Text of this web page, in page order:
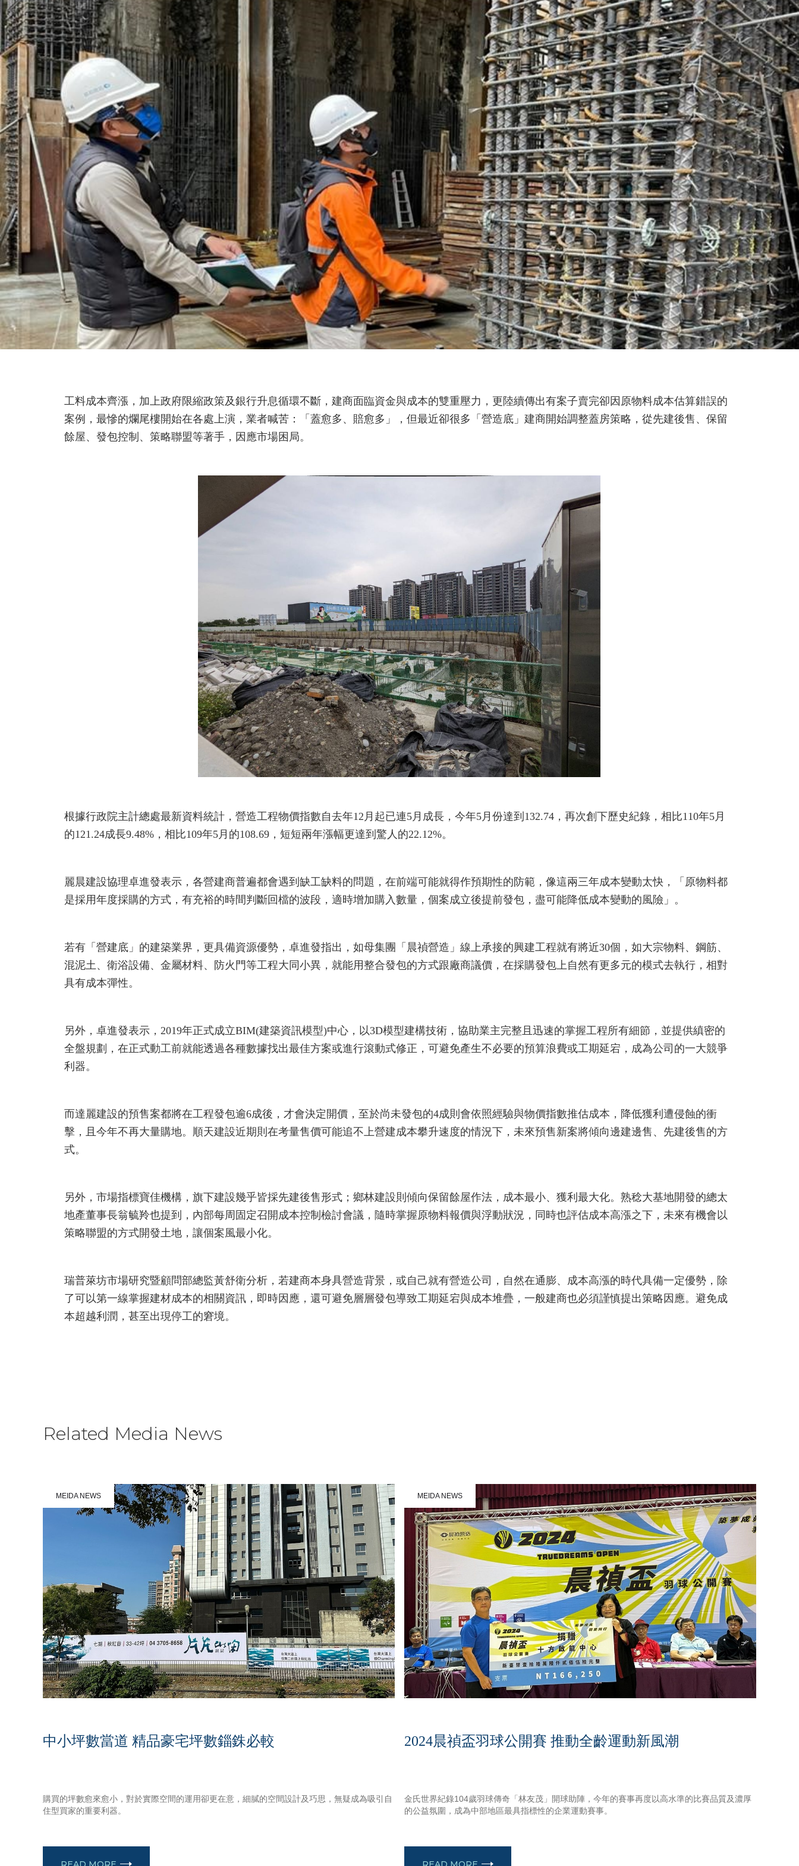
工料成本齊漲，加上政府限縮政策及銀行升息循環不斷，建商面臨資金與成本的雙重壓力，更陸續傳出有案子賣完卻因原物料成本估算錯誤的
案例，最慘的爛尾樓開始在各處上演，業者喊苦：「蓋愈多、賠愈多」，但最近卻很多「營造底」建商開始調整蓋房策略，從先建後售、保留
餘屋、發包控制、策略聯盟等著手，因應市場困局。
根據行政院主計總處最新資料統計，營造工程物價指數自去年12月起已連5月成長，今年5月份達到132.74，再次創下歷史紀錄，相比110年5月
的121.24成長9.48%，相比109年5月的108.69，短短兩年漲幅更達到驚人的22.12%。
麗晨建設協理卓進發表示，各營建商普遍都會遇到缺工缺料的問題，在前端可能就得作預期性的防範，像這兩三年成本變動太快，「原物料都
是採用年度採購的方式，有充裕的時間判斷回檔的波段，適時增加購入數量，個案成立後提前發包，盡可能降低成本變動的風險」。
若有「營建底」的建築業界，更具備資源優勢，卓進發指出，如母集團「晨禎營造」線上承接的興建工程就有將近30個，如大宗物料、鋼筋、
混泥土、衛浴設備、金屬材料、防火門等工程大同小異，就能用整合發包的方式跟廠商議價，在採購發包上自然有更多元的模式去執行，相對
具有成本彈性。
另外，卓進發表示，2019年正式成立BIM(建築資訊模型)中心，以3D模型建構技術，協助業主完整且迅速的掌握工程所有細節，並提供縝密的
全盤規劃，在正式動工前就能透過各種數據找出最佳方案或進行滾動式修正，可避免產生不必要的預算浪費或工期延宕，成為公司的一大競爭
利器。
而達麗建設的預售案都將在工程發包逾6成後，才會決定開價，至於尚未發包的4成則會依照經驗與物價指數推估成本，降低獲利遭侵蝕的衝
擊，且今年不再大量購地。順天建設近期則在考量售價可能追不上營建成本攀升速度的情況下，未來預售新案將傾向邊建邊售、先建後售的方
式。
另外，市場指標寶佳機構，旗下建設幾乎皆採先建後售形式；鄉林建設則傾向保留餘屋作法，成本最小、獲利最大化。熟稔大基地開發的總太
地產董事長翁毓羚也提到，內部每周固定召開成本控制檢討會議，隨時掌握原物料報價與浮動狀況，同時也評估成本高漲之下，未來有機會以
策略聯盟的方式開發土地，讓個案風最小化。
瑞普萊坊市場研究暨顧問部總監黃舒衛分析，若建商本身具營造背景，或自己就有營造公司，自然在通膨、成本高漲的時代具備一定優勢，除
了可以第一線掌握建材成本的相關資訊，即時因應，還可避免層層發包導致工期延宕與成本堆疊，一般建商也必須謹慎提出策略因應。避免成
本超越利潤，甚至出現停工的窘境。
Related Media News
MEIDA NEWS
中小坪數當道 精品豪宅坪數錙銖必較
購買的坪數愈來愈小，對於實際空間的運用卻更在意，細膩的空間設計及巧思，無疑成為吸引自
住型買家的重要利器。
MEIDA NEWS
2024晨禎盃羽球公開賽 推動全齡運動新風潮
金氏世界紀錄104歲羽球傳奇「林友茂」開球助陣，今年的賽事再度以高水準的比賽品質及濃厚
的公益氛圍，成為中部地區最具指標性的企業運動賽事。